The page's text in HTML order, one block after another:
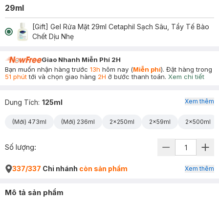
29ml
[Gift] Gel Rửa Mặt 29ml Cetaphil Sạch Sâu, Tẩy Tế Bào
Chết Dịu Nhẹ
Giao Nhanh Miễn Phí 2H
Bạn muốn nhận hàng trước 13h hôm nay (Miễn phí). Đặt hàng trong
51 phúttới và chọn giao hàng 2H ở bước thanh toán. Xem chi tiết
Dung Tích: 125ml
(Mới) 473ml (Mới) 236ml 2x250ml 2x59ml 2x500ml
Xem thêm
Số lượng:
337/337 Chi nhánh còn sản phẩm Xem thêm
Mô tả sản phẩm